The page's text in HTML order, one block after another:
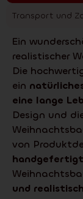
Transport und
Ein
realistischer
Die
ein
eine lange
Design und
von
und